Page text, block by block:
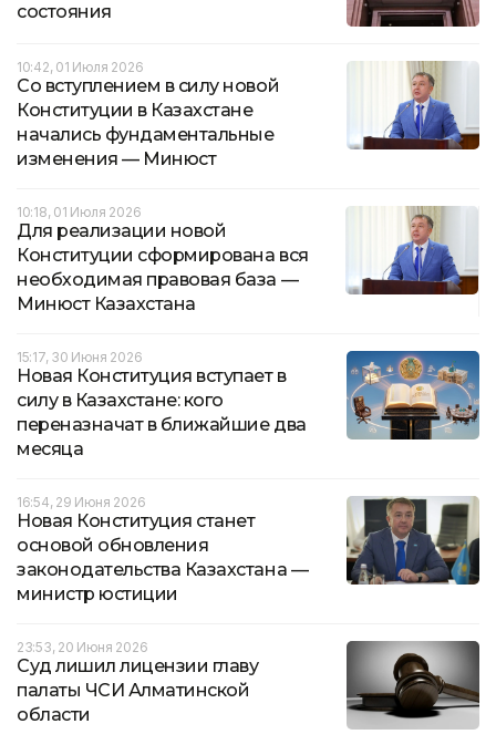
состояния
10:42, 01 Июля 2026
Со вступлением в силу новой
Конституции в Казахстане
начались фундаментальные
изменения — Минюст
10:18, 01 Июля 2026
Для реализации новой
Конституции сформирована вся
необходимая правовая база —
Минюст Казахстана
15:17, 30 Июня 2026
Новая Конституция вступает в
силу в Казахстане: кого
переназначат в ближайшие два
месяца
16:54, 29 Июня 2026
Новая Конституция станет
основой обновления
законодательства Казахстана —
министр юстиции
23:53, 20 Июня 2026
Суд лишил лицензии главу
палаты ЧСИ Алматинской
области